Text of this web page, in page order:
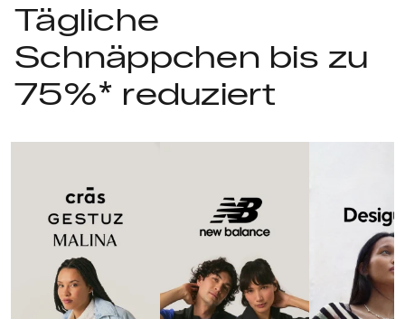
Tägliche
Schnäppchen bis zu
75%* reduziert